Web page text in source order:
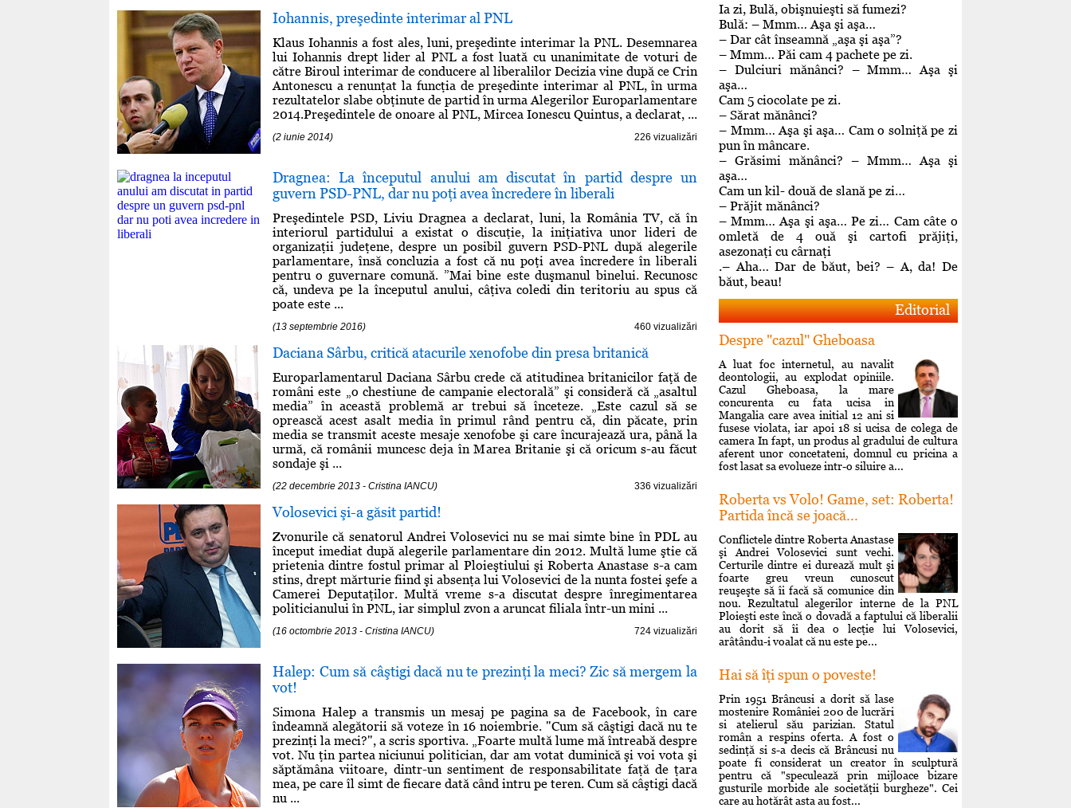
Iohannis, preşedinte interimar al PNL
Klaus Iohannis a fost ales, luni, preşedinte interimar la PNL. Desemnarea
lui Iohannis drept lider al PNL a fost luată cu unanimitate de voturi de
către Biroul interimar de conducere al liberalilor Decizia vine după ce Crin
Antonescu a renunţat la funcţia de preşedinte interimar al PNL, în urma
rezultatelor slabe obţinute de partid în urma Alegerilor Europarlamentare
2014.Preşedintele de onoare al PNL, Mircea Ionescu Quintus, a declarat, ...
(2 iunie 2014) 226 vizualizări
Dragnea: La începutul anului am discutat în partid despre un
guvern PSD-PNL, dar nu poţi avea încredere în liberali
Preşedintele PSD, Liviu Dragnea a declarat, luni, la România TV, că în
interiorul partidului a existat o discuţie, la iniţiativa unor lideri de
organizaţii judeţene, despre un posibil guvern PSD-PNL după alegerile
parlamentare, însă concluzia a fost că nu poţi avea încredere în liberali
pentru o guvernare comună. ”Mai bine este duşmanul binelui. Recunosc
că, undeva pe la începutul anului, câţiva coledi din teritoriu au spus că
poate este ...
(13 septembrie 2016) 460 vizualizări
Daciana Sârbu, critică atacurile xenofobe din presa britanică
Europarlamentarul Daciana Sârbu crede că atitudinea britanicilor faţă de
români este „o chestiune de campanie electorală” şi consideră că „asaltul
media” în această problemă ar trebui să înceteze. „Este cazul să se
oprească acest asalt media în primul rând pentru că, din păcate, prin
media se transmit aceste mesaje xenofobe şi care încurajează ura, până la
urmă, că românii muncesc deja în Marea Britanie şi că oricum s-au făcut
sondaje şi ...
(22 decembrie 2013 - Cristina IANCU) 336 vizualizări
Volosevici şi-a găsit partid!
Zvonurile că senatorul Andrei Volosevici nu se mai simte bine în PDL au
început imediat după alegerile parlamentare din 2012. Multă lume ştie că
prietenia dintre fostul primar al Ploieştiului şi Roberta Anastase s-a cam
stins, drept mărturie fiind şi absenţa lui Volosevici de la nunta fostei şefe a
Camerei Deputaţilor. Multă vreme s-a discutat despre înregimentarea
politicianului în PNL, iar simplul zvon a aruncat filiala într-un mini ...
(16 octombrie 2013 - Cristina IANCU) 724 vizualizări
Halep: Cum să câştigi dacă nu te prezinţi la meci? Zic să mergem la
vot!
Simona Halep a transmis un mesaj pe pagina sa de Facebook, în care
îndeamnă alegătorii să voteze în 16 noiembrie. "Cum să câştigi dacă nu te
prezinţi la meci?", a scris sportiva. „Foarte multă lume mă întreabă despre
vot. Nu ţin partea niciunui politician, dar am votat duminică şi voi vota şi
săptămâna viitoare, dintr-un sentiment de responsabilitate faţă de ţara
mea, pe care îl simt de fiecare dată când intru pe teren. Cum să câştigi dacă
nu ...
Ia zi, Bulă, obişnuieşti să fumezi?
Bulă: – Mmm… Aşa şi aşa…
– Dar cât înseamnă „aşa şi aşa”?
– Mmm… Păi cam 4 pachete pe zi.
– Dulciuri mănânci? – Mmm… Aşa şi
aşa…
Cam 5 ciocolate pe zi.
– Sărat mănânci?
– Mmm… Aşa şi aşa… Cam o solniţă pe zi
pun în mâncare.
– Grăsimi mănânci? – Mmm… Aşa şi
aşa…
Cam un kil- două de slană pe zi…
– Prăjit mănânci?
– Mmm… Aşa şi aşa… Pe zi… Cam câte o
omletă de 4 ouă şi cartofi prăjiţi,
asezonaţi cu cârnaţi
.– Aha… Dar de băut, bei? – A, da! De
băut, beau!
Editorial
Despre "cazul" Gheboasa
A luat foc internetul, au navalit
deontologii, au explodat opiniile.
Cazul Gheboasa, la mare
concurenta cu fata ucisa in
Mangalia care avea initial 12 ani si
fusese violata, iar apoi 18 si ucisa de colega de
camera In fapt, un produs al gradului de cultura
aferent unor concetateni, domnul cu pricina a
fost lasat sa evolueze intr-o siluire a...
Roberta vs Volo! Game, set: Roberta!
Partida încă se joacă...
Conflictele dintre Roberta Anastase
şi Andrei Volosevici sunt vechi.
Certurile dintre ei durează mult şi
foarte greu vreun cunoscut
reuşeşte să îi facă să comunice din
nou. Rezultatul alegerilor interne de la PNL
Ploieşti este încă o dovadă a faptului că liberalii
au dorit să îi dea o lecţie lui Volosevici,
arâtându-i voalat că nu este pe...
Hai să îţi spun o poveste!
Prin 1951 Brâncusi a dorit să lase
mostenire României 200 de lucrări
si atelierul său parizian. Statul
român a respins oferta. A fost o
sedinţă si s-a decis că Brâncusi nu
poate fi considerat un creator în sculptură
pentru că "speculează prin mijloace bizare
gusturile morbide ale societăţii burgheze". Cei
care au hotărât asta au fost...